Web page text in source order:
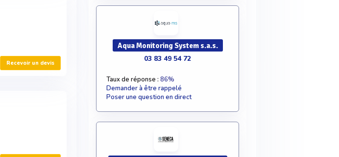
Recevoir un devis
Aqua Monitoring System s.a.s.
03 83 49 54 72
Taux de réponse : 86%
Demander à être rappelé
Poser une question en direct